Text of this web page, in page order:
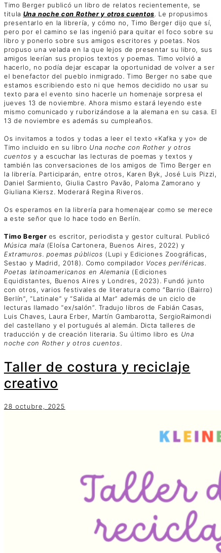
Timo Berger publicó un libro de relatos recientemente, se
titula Una noche con Rother y otros cuentos. Le propusimos
presentarlo en la librería, y cómo no, Timo Berger dijo que sí,
pero por el camino se las ingenió para quitar el foco sobre su
libro y ponerlo sobre sus amigos escritores y poetas. Nos
propuso una velada en la que lejos de presentar su libro, sus
amigos leerían sus propios textos y poemas. Timo volvió a
hacerlo, no podía dejar escapar la oportunidad de volver a ser
el benefactor del pueblo inmigrado. Timo Berger no sabe que
estamos escribiendo esto ni que hemos decidido no usar su
texto para el evento sino hacerle un homenaje sorpresa el
jueves 13 de noviembre. Ahora mismo estará leyendo este
mismo comunicado y ruborizándose a la alemana en su casa. El
13 de noviembre es además su cumpleaños.
Os invitamos a todos y todas a leer el texto «Kafka y yo» de
Timo incluido en su libro Una noche con Rother y otros
cuentos y a escuchar las lecturas de poemas y textos y
también las conversaciones de los amigos de Timo Berger en
la librería. Participarán, entre otros, Karen Byk, José Luis Pizzi,
Daniel Sarmiento, Giulia Castro Pavão, Paloma Zamorano y
Giuliana Kiersz. Moderará Regina Riveros.
Os esperamos en la librería para homenajear como se merece
a este señor que lo hace todo en Berlín.
Timo Berger es escritor, periodista y gestor cultural. Publicó
Música mala (Eloísa Cartonera, Buenos Aires, 2022) y
Extramuros. poemas públicos (Lupi y Ediciones Zoográficas,
Sestao y Madrid, 2018). Como compilador Voces periféricas.
Poetas latinoamericanos en Alemania (Ediciones
Equidistantes, Buenos Aires y Londres, 2023). Fundó junto
con otros, varios festivales de literatura como “Barrio (Bairro)
Berlín”, “Latinale” y “Salida al Mar” además de un ciclo de
lecturas llamado “ex/salón”. Tradujo libros de Fabián Casas,
Luis Chaves, Laura Erber, Martín Gambarotta, SergioRaimondi
del castellano y el portugués al alemán. Dicta talleres de
traducción y de creación literaria. Su último libro es Una
noche con Rother y otros cuentos.
Taller de costura y reciclaje
creativo
28 octubre, 2025